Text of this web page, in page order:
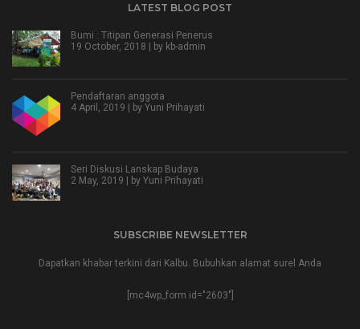
LATEST BLOG POST
Bumi : Titipan Generasi Penerus
19 October, 2018 | by kb-admin
Pendaftaran anggota
4 April, 2019 | by Yuni Prihayati
Seri Diskusi Lanskap Budaya
2 May, 2019 | by Yuni Prihayati
SUBSCRIBE NEWSLETTER
Dapatkan khabar terkini dari Kalbu. Bubuhkan alamat surel Anda
[mc4wp_form id="2603"]